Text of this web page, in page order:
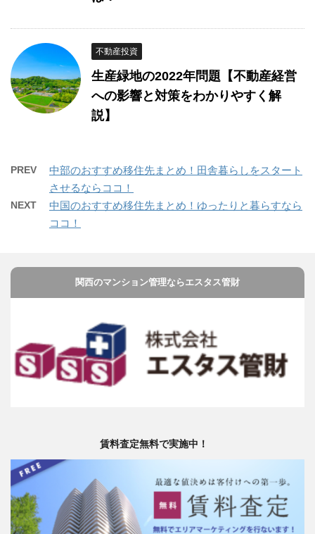
不動産投資
生産緑地の2022年問題【不動産経営
への影響と対策をわかりやすく解
説】
PREV
中部のおすすめ移住先まとめ！田舎暮らしをスタート
させるならココ！
NEXT
中国のおすすめ移住先まとめ！ゆったりと暮らすなら
ココ！
関西のマンション管理ならエスタス管財
賃料査定無料で実施中！